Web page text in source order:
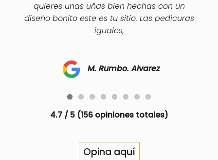
quieres unas uñas bien hechas con un
diseño bonito este es tu sitio. Las pedicuras
iguales,
M. Rumbo. Alvarez
4.7/ 5 (156opiniones totales)
Opina aquí
881 129 909